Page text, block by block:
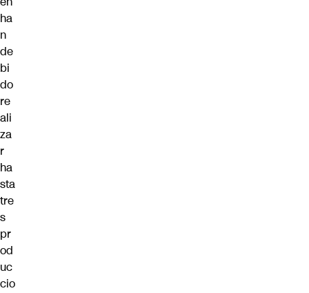
ha
n
de
bi
do
re
ali
za
r
ha
sta
tre
s
pr
od
uc
cio